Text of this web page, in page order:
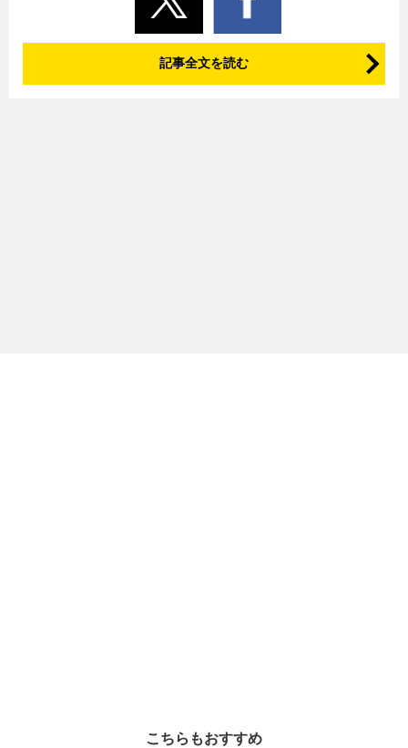
記事全文を読む
こちらもおすすめ